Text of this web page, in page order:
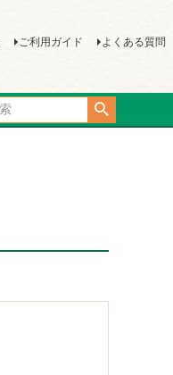
ご利用ガイド よくある質問